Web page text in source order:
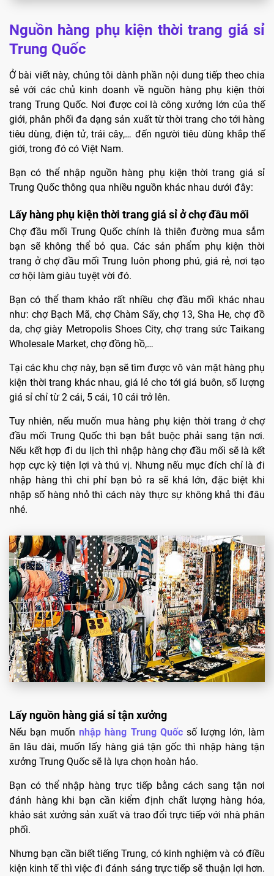
Nguồn hàng phụ kiện thời trang giá sỉ
Trung Quốc
Ở bài viết này, chúng tôi dành phần nội dung tiếp theo chia
sẻ với các chủ kinh doanh về nguồn hàng phụ kiện thời
trang Trung Quốc. Nơi được coi là công xưởng lớn của thế
giới, phân phối đa dạng sản xuất từ thời trang cho tới hàng
tiêu dùng, điện tử, trái cây,… đến người tiêu dùng khắp thế
giới, trong đó có Việt Nam.
Bạn có thể nhập nguồn hàng phụ kiện thời trang giá sỉ
Trung Quốc thông qua nhiều nguồn khác nhau dưới đây:
Lấy hàng phụ kiện thời trang giá sỉ ở chợ đầu mối
Chợ đầu mối Trung Quốc chính là thiên đường mua sắm
bạn sẽ không thể bỏ qua. Các sản phẩm phụ kiện thời
trang ở chợ đầu mối Trung luôn phong phú, giá rẻ, nơi tạo
cơ hội làm giàu tuyệt vời đó.
Bạn có thể tham khảo rất nhiều chợ đầu mối khác nhau
như: chợ Bạch Mã, chợ Chàm Sấy, chợ 13, Sha He, chợ đồ
da, chợ giày Metropolis Shoes City, chợ trang sức Taikang
Wholesale Market, chợ đồng hồ,…
Tại các khu chợ này, bạn sẽ tìm được vô vàn mặt hàng phụ
kiện thời trang khác nhau, giá lẻ cho tới giá buôn, số lượng
giá sỉ chỉ từ 2 cái, 5 cái, 10 cái trở lên.
Tuy nhiên, nếu muốn mua hàng phụ kiện thời trang ở chợ
đầu mối Trung Quốc thì bạn bắt buộc phải sang tận nơi.
Nếu kết hợp đi du lịch thì nhập hàng chợ đầu mối sẽ là kết
hợp cực kỳ tiện lợi và thú vị. Nhưng nếu mục đích chỉ là đi
nhập hàng thì chi phí bạn bỏ ra sẽ khá lớn, đặc biệt khi
nhập số hàng nhỏ thì cách này thực sự không khả thi đâu
nhé.
Lấy nguồn hàng giá sỉ tận xưởng
Nếu bạn muốnnhập hàng Trung Quốcsố lượng lớn, làm
ăn lâu dài, muốn lấy hàng giá tận gốc thì nhập hàng tận
xưởng Trung Quốc sẽ là lựa chọn hoàn hảo.
Bạn có thể nhập hàng trực tiếp bằng cách sang tận nơi
đánh hàng khi bạn cần kiểm định chất lượng hàng hóa,
khảo sát xưởng sản xuất và trao đổi trực tiếp với nhà phân
phối.
Nhưng bạn cần biết tiếng Trung, có kinh nghiệm và có điều
kiện kinh tế thì việc đi đánh sáng trực tiếp sẽ thuận lợi hơn.